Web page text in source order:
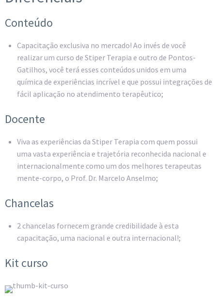
Conteúdo
Capacitação exclusiva no mercado! Ao invés de você
realizar um curso de Stiper Terapia e outro de Pontos-
Gatilhos, você terá esses conteúdos unidos em uma
química de experiências incrível e que possui integrações de
fácil aplicação no atendimento terapêutico;
Docente
Viva as experiências da Stiper Terapia com quem possui
uma vasta experiência e trajetória reconhecida nacional e
internacionalmente como um dos melhores terapeutas
mente-corpo, o Prof. Dr. Marcelo Anselmo;
Chancelas
2 chancelas fornecem grande credibilidade à esta
capacitação, uma nacional e outra internacional!;
Kit curso